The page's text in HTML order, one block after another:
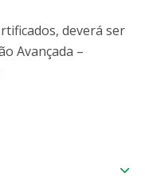
deverá ser
Avançada –